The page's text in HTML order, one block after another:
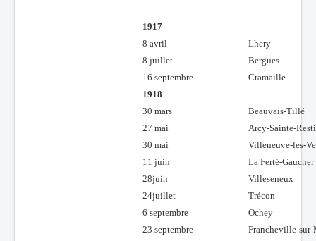
1917
8 avril
Lhery
8 juillet
Bergues
16 septembre
Cramaille
1918
30 mars
Beauvais-Tillé
27 mai
Arcy-Sainte-
30 mai
Villeneuve-les-
11 juin
La Ferté-Gaucher
28juin
Villeseneux
24juillet
Trécon
6 septembre
Ochey
23 septembre
Francheville-sur-